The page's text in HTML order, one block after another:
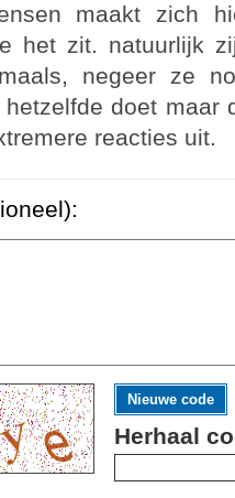
maakt zich
het zit. natuurlijk
negeer ze
doet maar
reacties uit.
Nieuwe code
Herhaal